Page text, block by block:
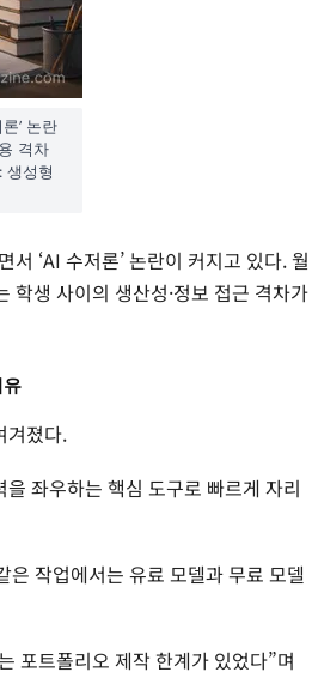
’ 논란
격차
생성형
‘AI 수저론’ 논란이 커지고 있다. 월
학생 사이의 생산성·정보 접근 격차가
유
겨졌다.
좌우하는 핵심 도구로 빠르게 자리
작업에서는 유료 모델과 무료 모델
포트폴리오 제작 한계가 있었다”며